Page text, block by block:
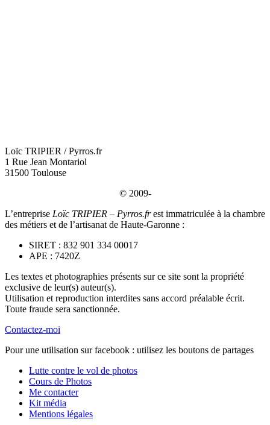
Loïc TRIPIER / Pyrros.fr
1 Rue Jean Montariol
31500 Toulouse
© 2009-
L’entreprise Loïc TRIPIER – Pyrros.frest immatriculée à la chambre
des métiers et de l’artisanat de Haute-Garonne :
SIRET : 832 901 334 00017
APE : 7420Z
Les textes et photographies présents sur ce site sont la propriété
exclusive de leur(s) auteur(s).
Utilisation et reproduction interdites sans accord préalable écrit.
Toute fraude sera sanctionnée.
Contactez-moi
Pour une utilisation sur facebook : utilisez les boutons de partages
Lutte contre le vol de photos
Cours de Photos
Me contacter
Kit média
Mentions légales